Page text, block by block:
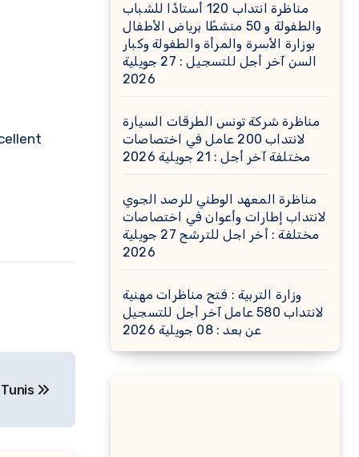
مناظرة انتداب 120 أستاذًا للشباب
والطفولة و 50 منشطًا برياض الأطفال
بوزارة الأسرة والمرأة والطفولة وكبار
السن آخر أجل للتسجيل : 27 جويلية
2026
مناظرة شركة تونس الطرقات السيارة
لانتداب 200 عامل في اختصاصات
مختلفة آخر أجل : 21 جويلية 2026
مناظرة المعهد الوطني للرصد الجوي
لانتداب إطارات وأعوان في اختصاصات
مختلفة : أخر اجل للترشح 27 جويلية
2026
وزارة التربية : فتح مناظرات مهنية
لانتداب 580 عامل آخر أجل للتسجيل
عن بعد : 08 جويلية 2026